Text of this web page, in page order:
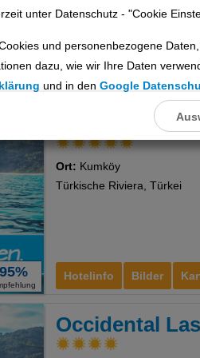
unter Datenschutz - "Cookie
und personenbezogene
dazu, wie wir Ihre Daten
und in den Google
35%
95% Hotelinfo Bilder
Dream Water
Ort: Kumköy
Türkische Riviera, Türkei
Occidental